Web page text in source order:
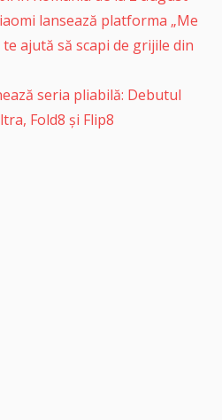
lansează platforma „Me
ajută să scapi de grijile din
seria pliabilă: Debutul
Fold8 și Flip8